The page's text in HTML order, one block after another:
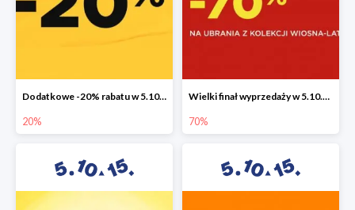
Dodatkowe -20% rabatu w 5.10.15
20%
Wielki finał wyprzedaży w 5.10.15 do -70%
70%